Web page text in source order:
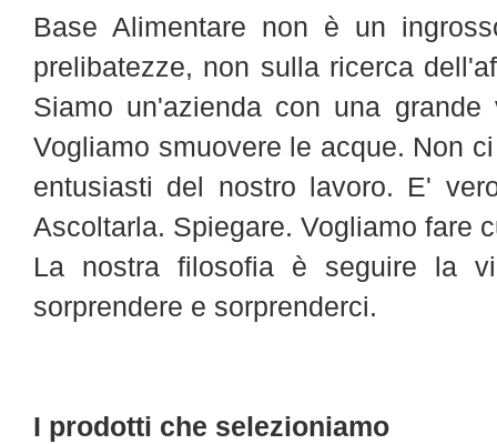
Base Alimentare non è un
prelibatezze, non sulla ricerca
Siamo un'azienda con una
Vogliamo smuovere le acque. Non
entusiasti del nostro lavoro. E'
Ascoltarla. Spiegare. Vogliamo fare
La nostra filosofia è seguire la
sorprendere e sorprenderci.
I prodotti che selezioniamo